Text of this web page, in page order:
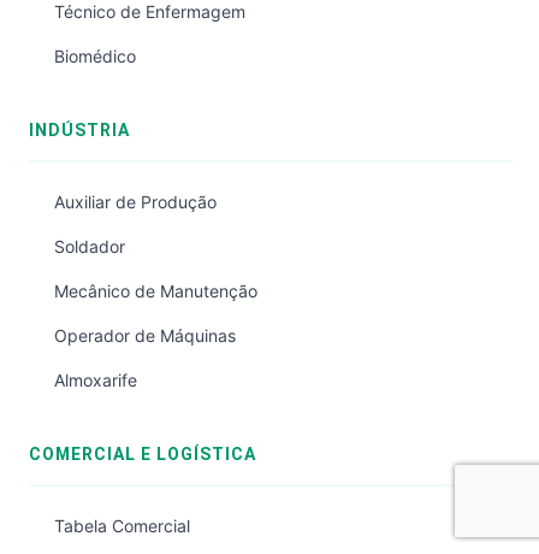
Técnico de Enfermagem
Biomédico
INDÚSTRIA
Auxiliar de Produção
Soldador
Mecânico de Manutenção
Operador de Máquinas
Almoxarife
COMERCIAL E LOGÍSTICA
Tabela Comercial